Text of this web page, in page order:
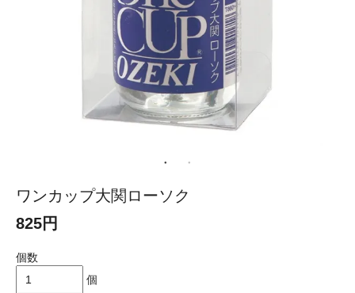
ワンカップ大関ローソク
825円
個数
個